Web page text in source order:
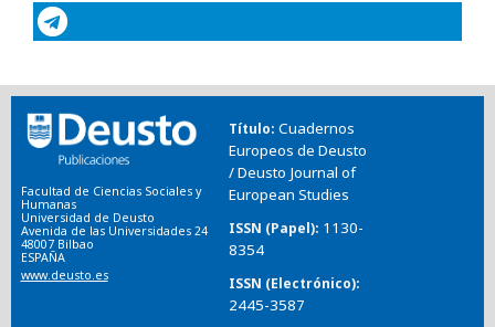
Facultad de Ciencias Sociales y
Humanas
Universidad de Deusto
Avenida de las Universidades 24
48007 Bilbao
ESPAÑA
www.deusto.es
Título Cuadernos
Europeos de Deusto
/ Deusto Journal of
European Studies
ISSN (Papel) 1130-
8354
ISSN (Electrónico)
2445-3587